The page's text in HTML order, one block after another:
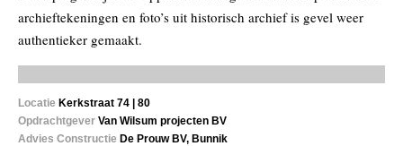
archieftekeningen en foto’s uit historisch archief is gevel weer
authentieker gemaakt.
Locatie Kerkstraat 74 | 80
Opdrachtgever Van Wilsum projecten BV
Advies Constructie De Prouw BV, Bunnik